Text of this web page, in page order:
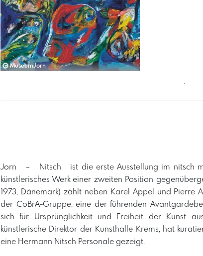
MuseumJorn
Previous Next
´
Jorn – Nitsch ist die erste Ausstellung im nitsch
künstlerisches Werk einer zweiten Position
1973, Dänemark) zählt neben Karel Appel und Pierre
der CoBrA-Gruppe, eine der führenden
sich für Ursprünglichkeit und Freiheit der Kunst
künstlerische Direktor der Kunsthalle Krems, hat
eine Hermann Nitsch Personale gezeigt.